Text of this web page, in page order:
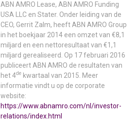
ABN AMRO Lease, ABN AMRO Funding
USA LLC en Stater. Onder leiding van de
CEO, Gerrit Zalm, heeft ABN AMRO Group
in het boekjaar 2014 een omzet van €8,1
miljard en een nettoresultaat van €1,1
miljard gerealiseerd. Op 17 februari 2016
publiceert ABN AMRO de resultaten van
het 4dekwartaal van 2015. Meer
informatie vindt u op de corporate
website:
https://www.abnamro.com/nl/investor-
relations/index.html